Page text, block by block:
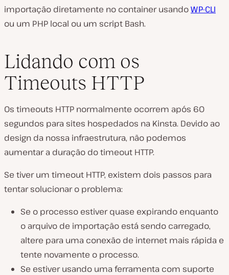
importação diretamente no container usandoWP-CLI
ou um PHP local ou um script Bash.
Lidando com os
Timeouts HTTP
Os timeouts HTTP normalmente ocorrem após 60
segundos para sites hospedados na Kinsta. Devido ao
design da nossa infraestrutura, não podemos
aumentar a duração do timeout HTTP.
Se tiver um timeout HTTP, existem dois passos para
tentar solucionar o problema:
Se o processo estiver quase expirando enquanto
o arquivo de importação está sendo carregado,
altere para uma conexão de internet mais rápida e
tente novamente o processo.
Se estiver usando uma ferramenta com suporte